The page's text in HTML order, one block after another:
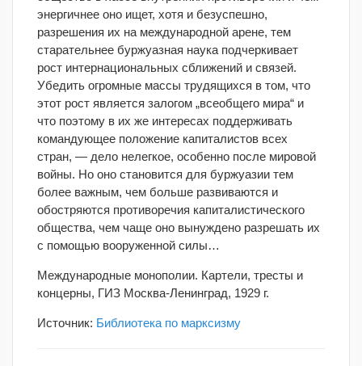
энергичнее оно ищет, хотя и безуспешно,
разрешения их на международной арене, тем
старательнее буржуазная наука подчеркивает
рост интернациональных сближений и связей.
Убедить огромные массы трудящихся в том, что
этот рост является залогом „всеобщего мира“ и
что поэтому в их же интересах поддерживать
командующее положение капиталистов всех
стран, — дело нелегкое, особенно после мировой
войны. Но оно становится для буржуазии тем
более важным, чем больше развиваются и
обостряются противоречия капиталистического
общества, чем чаще оно вынуждено разрешать их
с помощью вооруженной силы…
Международные монополии. Картели, тресты и
концерны, ГИЗ Москва-Ленинград, 1929 г.
Источник: Библиотека по марксизму